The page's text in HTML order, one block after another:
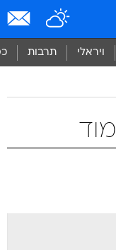
ויראלי תרבות